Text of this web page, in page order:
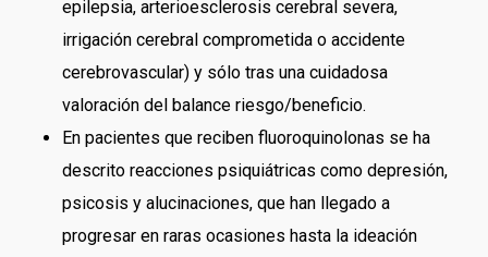
epilepsia, arterioesclerosis cerebral severa,
irrigación cerebral comprometida o accidente
cerebrovascular) y sólo tras una cuidadosa
valoración del balance riesgo/beneficio.
En pacientes que reciben fluoroquinolonas se ha
descrito reacciones psiquiátricas como depresión,
psicosis y alucinaciones, que han llegado a
progresar en raras ocasiones hasta la ideación